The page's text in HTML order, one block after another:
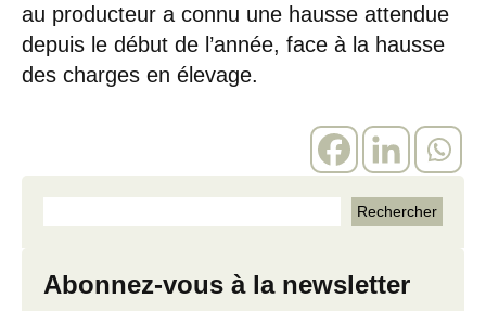
au producteur a connu une hausse attendue
depuis le début de l’année, face à la hausse
des charges en élevage.
Abonnez-vous à la newsletter